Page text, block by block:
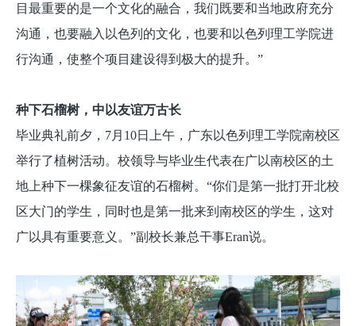
目最重要的是一个文化的融合，我们既要和当地政府充分
沟通，也要融入以色列的文化，也要和以色列理工学院进
行沟通，使整个项目建设得到极大的提升。”
种下石榴树，中以友谊万古长
毕业典礼前夕，7月10日上午，广东以色列理工学院南校区
举行了植树活动。校领导与毕业生代表在广以南校区的土
地上种下一棵象征友谊的石榴树。“你们是第一批打开北校
区大门的学生，同时也是第一批来到南校区的学生，这对
广以具有重要意义。”副校长兼总干事Eran说。